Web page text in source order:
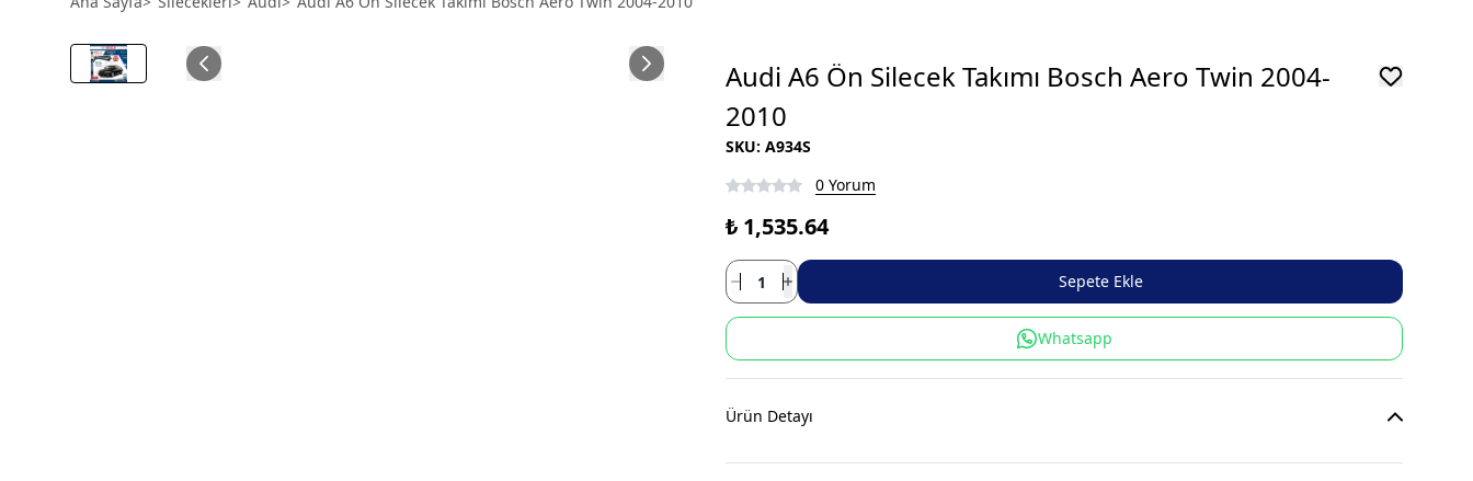
Audi A6 Ön Silecek Takımı Bosch Aero Twin 2004-
2010
SKU: A934S
0 Yorum
₺ 1,535.64
Sepete Ekle
Whatsapp
Ürün Detayı